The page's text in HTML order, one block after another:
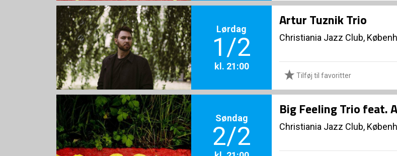
Lørdag
1/2
kl. 21:00
Artur Tuznik Trio
Christiania Jazz Club,
Tilføj til favoritter
Søndag
2/2
Big Feeling Trio feat.
Christiania Jazz Club,